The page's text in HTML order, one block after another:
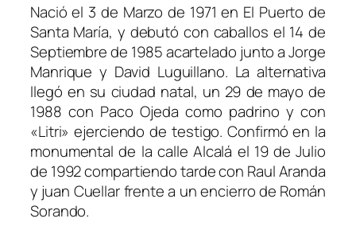
Nació el 3 de Marzo de 1971 en El Puerto de
Santa María, y debutó con caballos el 14 de
Septiembre de 1985 acartelado junto a Jorge
Manrique y David Luguillano. La alternativa
llegó en su ciudad natal, un 29 de mayo de
1988 con Paco Ojeda como padrino y con
«Litri» ejerciendo de testigo. Confirmó en la
monumental de la calle Alcalá el 19 de Julio
de 1992 compartiendo tarde con Raul Aranda
y juan Cuellar frente a un encierro de Román
Sorando.